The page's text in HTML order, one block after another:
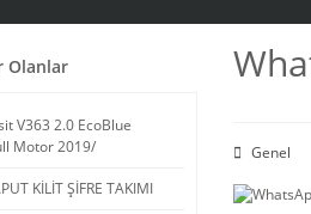
Olanlar
V363 2.0 EcoBlue
Motor 2019/
KİLİT ŞİFRE TAKIMI
Genel